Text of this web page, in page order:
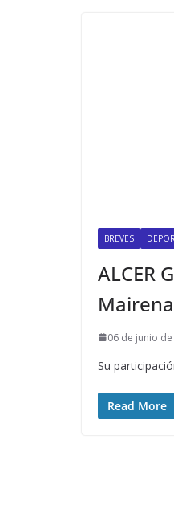
BREVES
ALCER
Mairena
06 de junio de
Su
Read More